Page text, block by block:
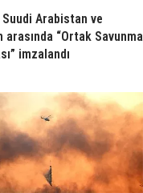
Arabistan ve
arasında “Ortak Savunma
imzalandı